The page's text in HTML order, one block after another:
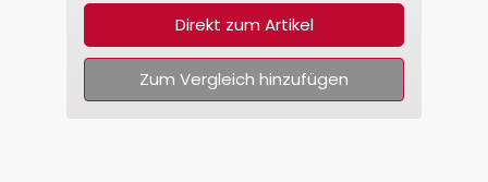
Direkt zum Artikel
Zum Vergleich hinzufügen